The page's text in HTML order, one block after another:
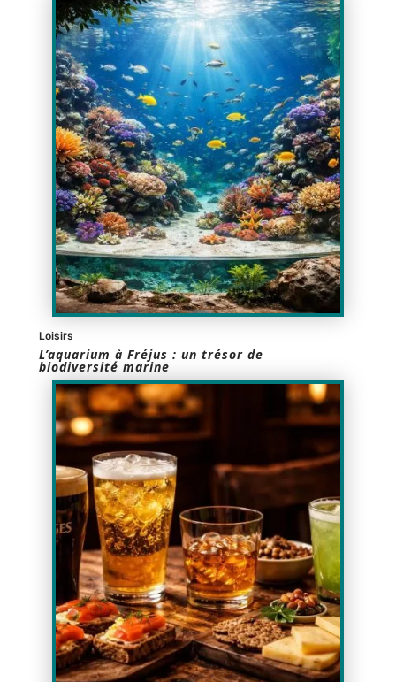
Loisirs
L’aquarium à Fréjus : un trésor de
biodiversité marine